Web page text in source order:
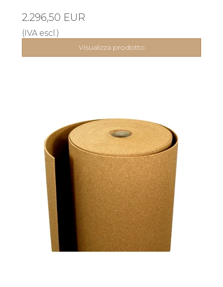
2.296,50 EUR
(IVA escl.)
Visualizza prodotto